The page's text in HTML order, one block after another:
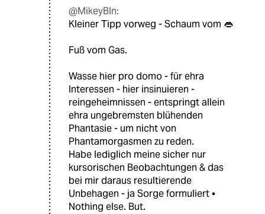
@MikeyBln:
Kleiner Tipp vorweg - Schaum vom 👄
Fuß vom Gas.
Wasse hier pro domo - für ehra
Interessen - hier insinuieren -
reingeheimnissen - entspringt allein
ehra ungebremsten blühenden
Phantasie - um nicht von
Phantamorgasmen zu reden.
Habe lediglich meine sicher nur
kursorischen Beobachtungen & das
bei mir daraus resultierende
Unbehagen - ja Sorge formuliert •
Nothing else. But.